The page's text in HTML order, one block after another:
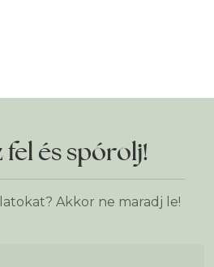
és spórolj!
Akkor ne maradj le!